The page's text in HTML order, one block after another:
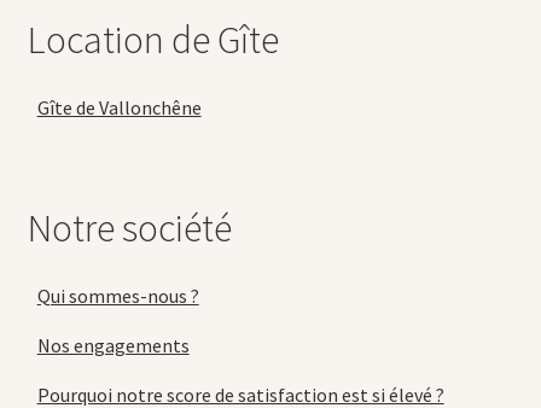
Location de Gîte
Gîte de Vallonchêne
Notre société
Qui sommes-nous ?
Nos engagements
Pourquoi notre score de satisfaction est si élevé ?